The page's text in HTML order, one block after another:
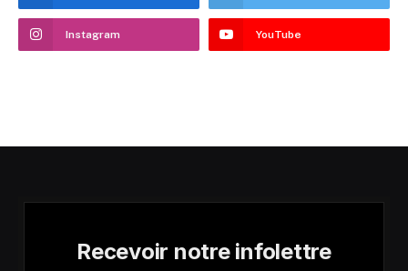
Instagram YouTube
Recevoir notre infolettre